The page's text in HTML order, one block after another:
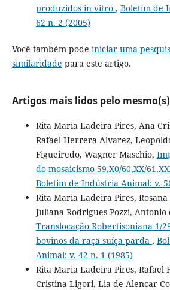
produzidos in vitro , Boletim de
62 n. 2 (2005)
Você também pode iniciar uma
similaridade para este artigo.
Artigos mais lidos pelo
Rita Maria Ladeira Pires, Ana
Rafael Herrera Alvarez,
Figueiredo, Wagner Maschio,
do mosaicismo 59,X0/60,XX/
Boletim de Indústria Animal: v.
Rita Maria Ladeira Pires,
Juliana Rodrigues Pozzi,
Translocação Robertisoniana 1/
bovinos da raça suíça parda ,
Animal: v. 42 n. 1 (1985)
Rita Maria Ladeira Pires, Rafael
Cristina Ligori, Lia de Alencar